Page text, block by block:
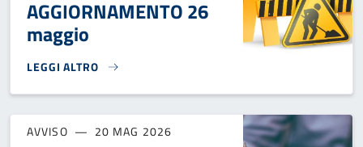
AGGIORNAMENTO 26
maggio
LEGGI ALTRO
INFO VIABILITÀ - S.P. 347 "DEL PASSO CEREDA E PASSO
AVVISO 20 MAG 2026